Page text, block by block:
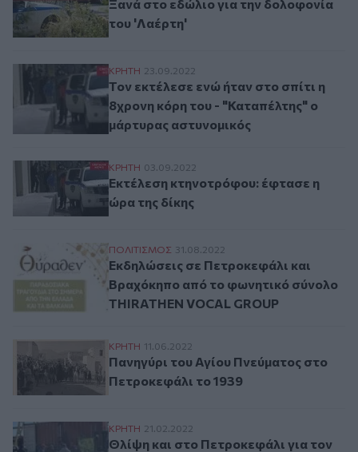
Ξανά στο εδώλιο για την δολοφονία
του 'Λαέρτη'
Τον εκτέλεσε ενώ ήταν στο σπίτι η
ΚΡΗΤΗ 23.09.2022
Τον εκτέλεσε ενώ ήταν στο σπίτι η
8χρονη κόρη του - "Καταπέλτης" ο
μάρτυρας αστυνομικός
Εκτέλεση κτηνοτρόφου: έφτασε η ώρα της
ΚΡΗΤΗ 03.09.2022
Εκτέλεση κτηνοτρόφου: έφτασε η
ώρα της δίκης
Εκδηλώσεις σε Πετροκεφάλι και
ΠΟΛΙΤΙΣΜΟΣ 31.08.2022
Εκδηλώσεις σε Πετροκεφάλι και
Βραχόκηπο από το φωνητικό σύνολο
THIRATHEN VOCAL GROUP
Πανηγύρι του Αγίου Πνεύματος στο
ΚΡΗΤΗ 11.06.2022
Πανηγύρι του Αγίου Πνεύματος στο
Πετροκεφάλι το 1939
Θλίψη και στο Πετροκεφάλι για τον
ΚΡΗΤΗ 21.02.2022
Θλίψη και στο Πετροκεφάλι για τον